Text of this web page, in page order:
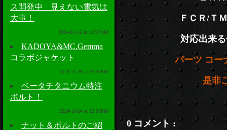
ス開発中 見えない電気は
大事！
2024-11-15 at 10:37AM
KADOYA&MC.Gemma
コラボジャケット
2024-10-26 at 15:44PM
ベータチタニウム特注
ボルト！
2024-10-24 at 12:06PM
ナット＆ボルトのご紹
ＦＣＲ/Ｔ
対応出来
パーツ コー
是非
0 コメント :